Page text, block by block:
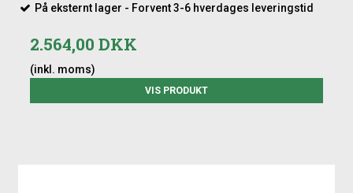
På eksternt lager - Forvent 3-6 hverdages leveringstid
2.564,00 DKK
(inkl. moms)
VIS PRODUKT